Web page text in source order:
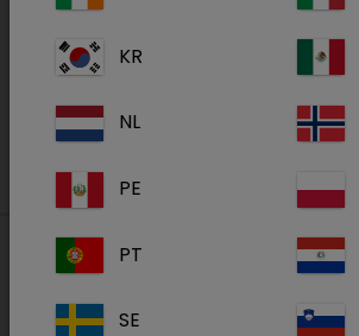
Academy
Nos adresses
KR
NL
PE
PT
SE